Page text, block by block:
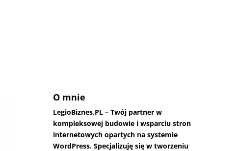
O mnie
LegioBiznes.PL – Twój partner w
kompleksowej budowie i wsparciu stron
internetowych opartych na systemie
WordPress. Specjalizuję się w tworzeniu